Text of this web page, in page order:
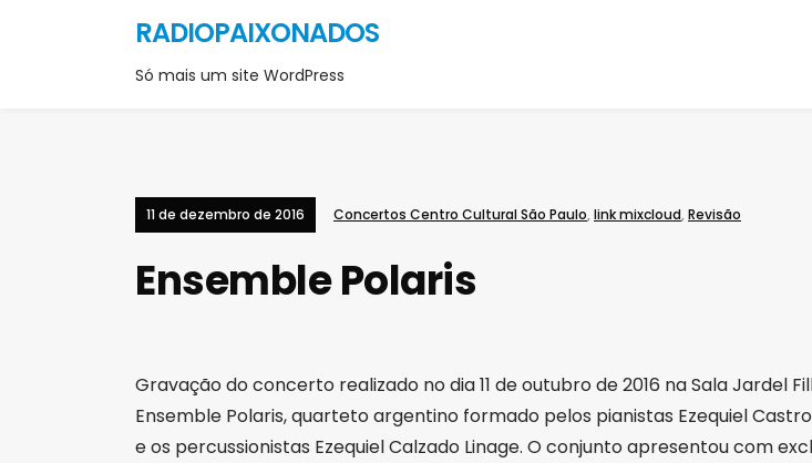
RADIOPAIXONADOS
Só mais um site WordPress
11 de dezembro de 2016 Concertos Centro Cultural São Paulo, link mixcloud, Revisão
Ensemble Polaris
Gravação do concerto realizado no dia 11 de outubro de 2016 na Sala Jardel
Ensemble Polaris, quarteto argentino formado pelos pianistas Ezequiel
e os percussionistas Ezequiel Calzado Linage. O conjunto apresentou com